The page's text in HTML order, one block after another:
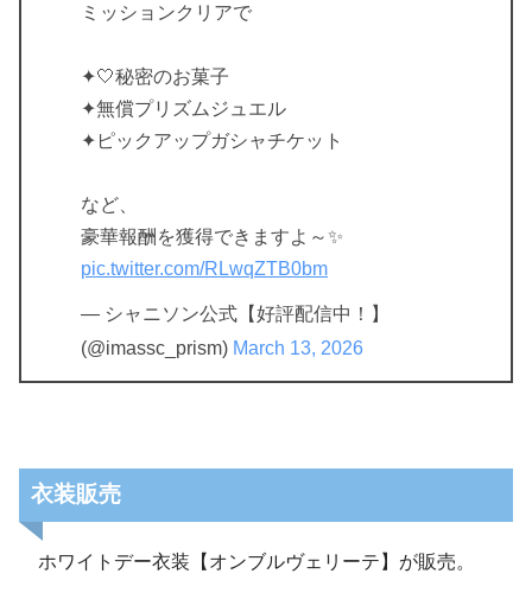
ミッションクリアで
✦🤍秘密のお菓子
✦無償プリズムジュエル
✦ピックアップガシャチケット
など、
豪華報酬を獲得できますよ～✨
pic.twitter.com/RLwqZTB0bm
— シャニソン公式【好評配信中！】
(@imassc_prism) March 13, 2026
衣装販売
ホワイトデー衣装【オンブルヴェリーテ】が販売。